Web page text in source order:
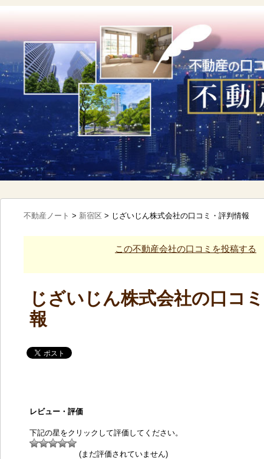
不動産ノート > 新宿区 > じざいじん株式会社の口コミ・評判情報
この不動産会社の口コミを投稿する
じざいじん株式会社の口コ
報
レビュー・評価
下記の星をクリックして評価してください。
(まだ評価されていません)